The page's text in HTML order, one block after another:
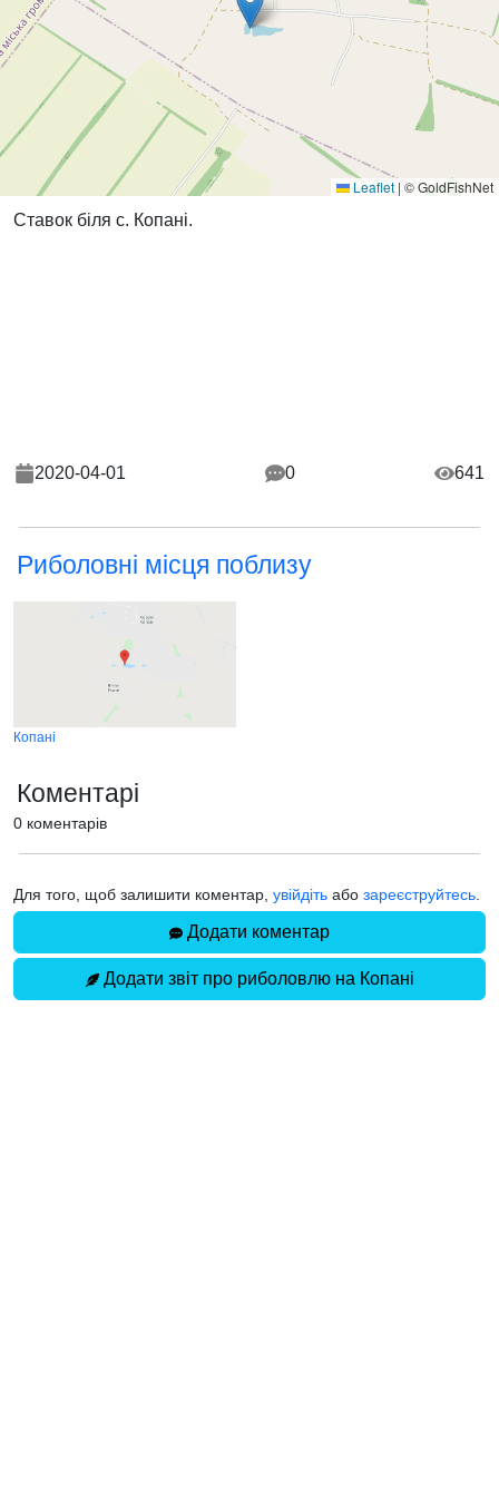
Leaflet | © GoldFishNet
Ставок біля с. Копані.
2020-04-01 0 641
Риболовні місця поблизу
Копані
Коментарі
0 коментарів
Для того, щоб залишити коментар, увійдіть або зареєструйтесь
Додати коментар
Додати звіт про риболовлю на Копані